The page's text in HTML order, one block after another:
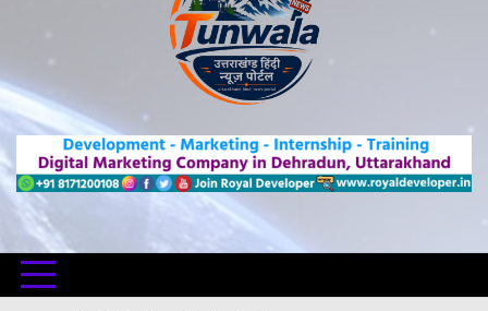
Uttarakhand Hindi News Portal